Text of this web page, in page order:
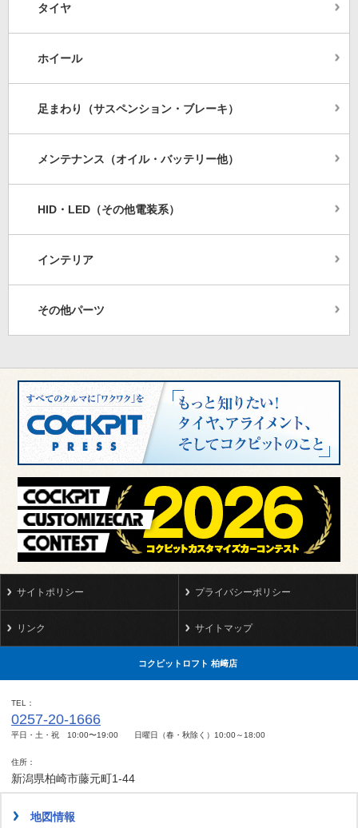
タイヤ
ホイール
足まわり（サスペンション・ブレーキ）
メンテナンス（オイル・バッテリー他）
HID・LED（その他電装系）
インテリア
その他パーツ
サイトポリシー プライバシーポリシー
リンク サイトマップ
コクピットロフト 柏﨑店
TEL
0257-20-1666
平日・土・祝 10:00〜19:00 日曜日（春・秋除く）10:00～18:00
住所
新潟県柏崎市藤元町1-44
地図情報